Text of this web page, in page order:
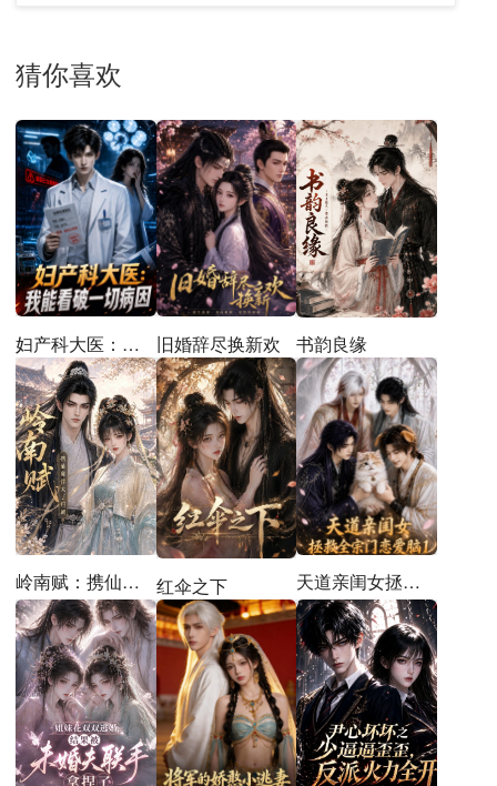
猜你喜欢
妇产科大医：我能看破一切病因 旧婚辞尽换新欢 书韵良缘
岭南赋：携仙邸伴太子归朝 红伞之下 天道亲闺女拯救全宗门恋爱脑1